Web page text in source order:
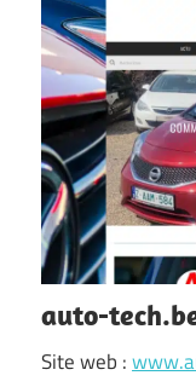
auto-
Site web :